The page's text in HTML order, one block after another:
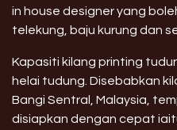
in house designer yang
telekung, baju kurung dan
Kapasiti kilang printing
helai tudung. Disebabkan
Bangi Sentral, Malaysia,
disiapkan dengan cepat